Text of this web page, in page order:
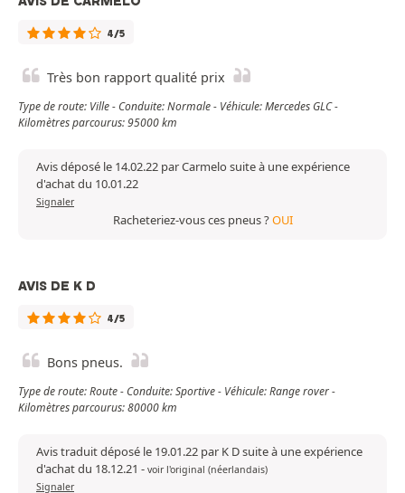
4/5
Très bon rapport qualité prix
Type de route: Ville - Conduite: Normale - Véhicule: Mercedes GLC -
Kilomètres parcourus: 95000 km
Avis déposé le 14.02.22 par Carmelo suite à une expérience
d'achat du 10.01.22
Signaler
Racheteriez-vous ces pneus ?OUI
AVIS DE K D
4/5
Bons pneus.
Type de route: Route - Conduite: Sportive - Véhicule: Range rover -
Kilomètres parcourus: 80000 km
Avis traduit déposé le 19.01.22 par K D suite à une expérience
d'achat du 18.12.21 - voir l'original (néerlandais)
Signaler